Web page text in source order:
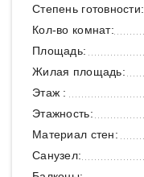
Степень готовности:
Кол-во комнат:
Площадь:
Жилая площадь:
Этаж :
Этажность:
Материал стен:
Санузел: